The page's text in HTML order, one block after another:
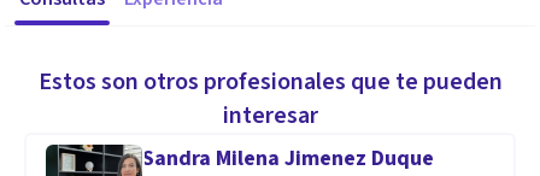
Estos son otros profesionales que te pueden
interesar
Sandra Milena Jimenez Duque